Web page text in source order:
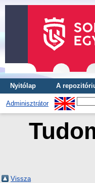
Nyitólap A
Adminisztrátor
Vissza